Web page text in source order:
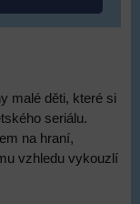
malé děti, které si
seriálu.
na hraní,
vzhledu vykouzlí